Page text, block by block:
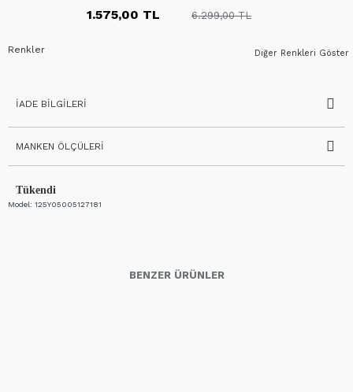
Tükendi
Model: 125Y05005127181
1.575,00 TL 6.299,00 TL
Diğer Renkleri Göster
Renkler
İADE BILGILERI
MANKEN ÖLÇÜLERI
BENZER ÜRÜNLER